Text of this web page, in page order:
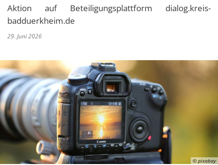
Aktion auf Beteiligungsplattform dialog.kreis-
badduerkheim.de
29. Juni 2026
© pixabay